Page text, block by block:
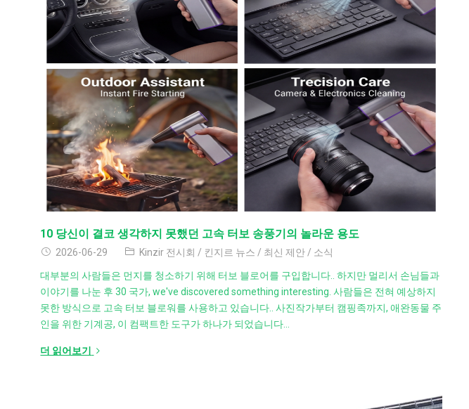
10 당신이 결코 생각하지 못했던 고속 터보 송풍기의 놀라운 용도
2026-06-29 Kinzir 전시회 / 킨지르 뉴스 / 최신 제안/ 소식
대부분의 사람들은 먼지를 청소하기 위해 터보 블로어를 구입합니다.. 하지만 멀리서 손님들과
이야기를 나눈 후 30 국가,we've discovered something interesting. 사람들은 전혀 예상하지
못한 방식으로 고속 터보 블로워를 사용하고 있습니다.. 사진작가부터 캠핑족까지, 애완동물 주
인을 위한 기계공, 이 컴팩트한 도구가 하나가 되었습니다…
더 읽어보기